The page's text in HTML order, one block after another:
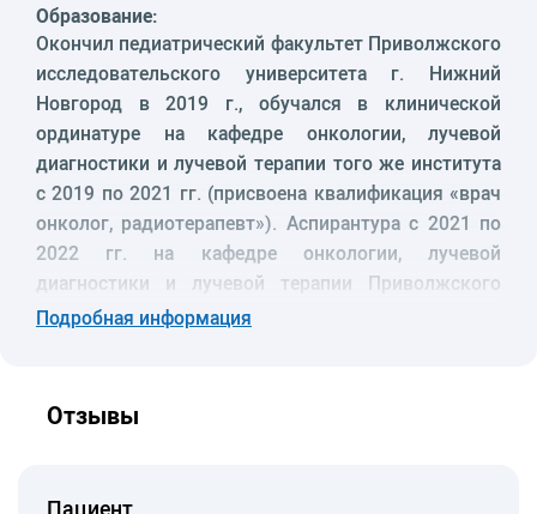
Образование:
Окончил педиатрический факультет Приволжского
исследовательского университета г. Нижний
Новгород в 2019 г., обучался в клинической
ординатуре на кафедре онкологии, лучевой
диагностики и лучевой терапии того же института
с 2019 по 2021 гг. (присвоена квалификация «врач
онколог, радиотерапевт»). Аспирантура с 2021 по
2022 гг. на кафедре онкологии, лучевой
диагностики и лучевой терапии Приволжского
исследовательского университета (г. Нижний
С 2019 по 2022 гг. — врач-онколог,
Подробная информация
Отзывы
Пациент